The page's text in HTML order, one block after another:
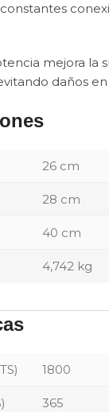
mejora la
daños
26 cm
28 cm
40 cm
4,742 kg
1800
365